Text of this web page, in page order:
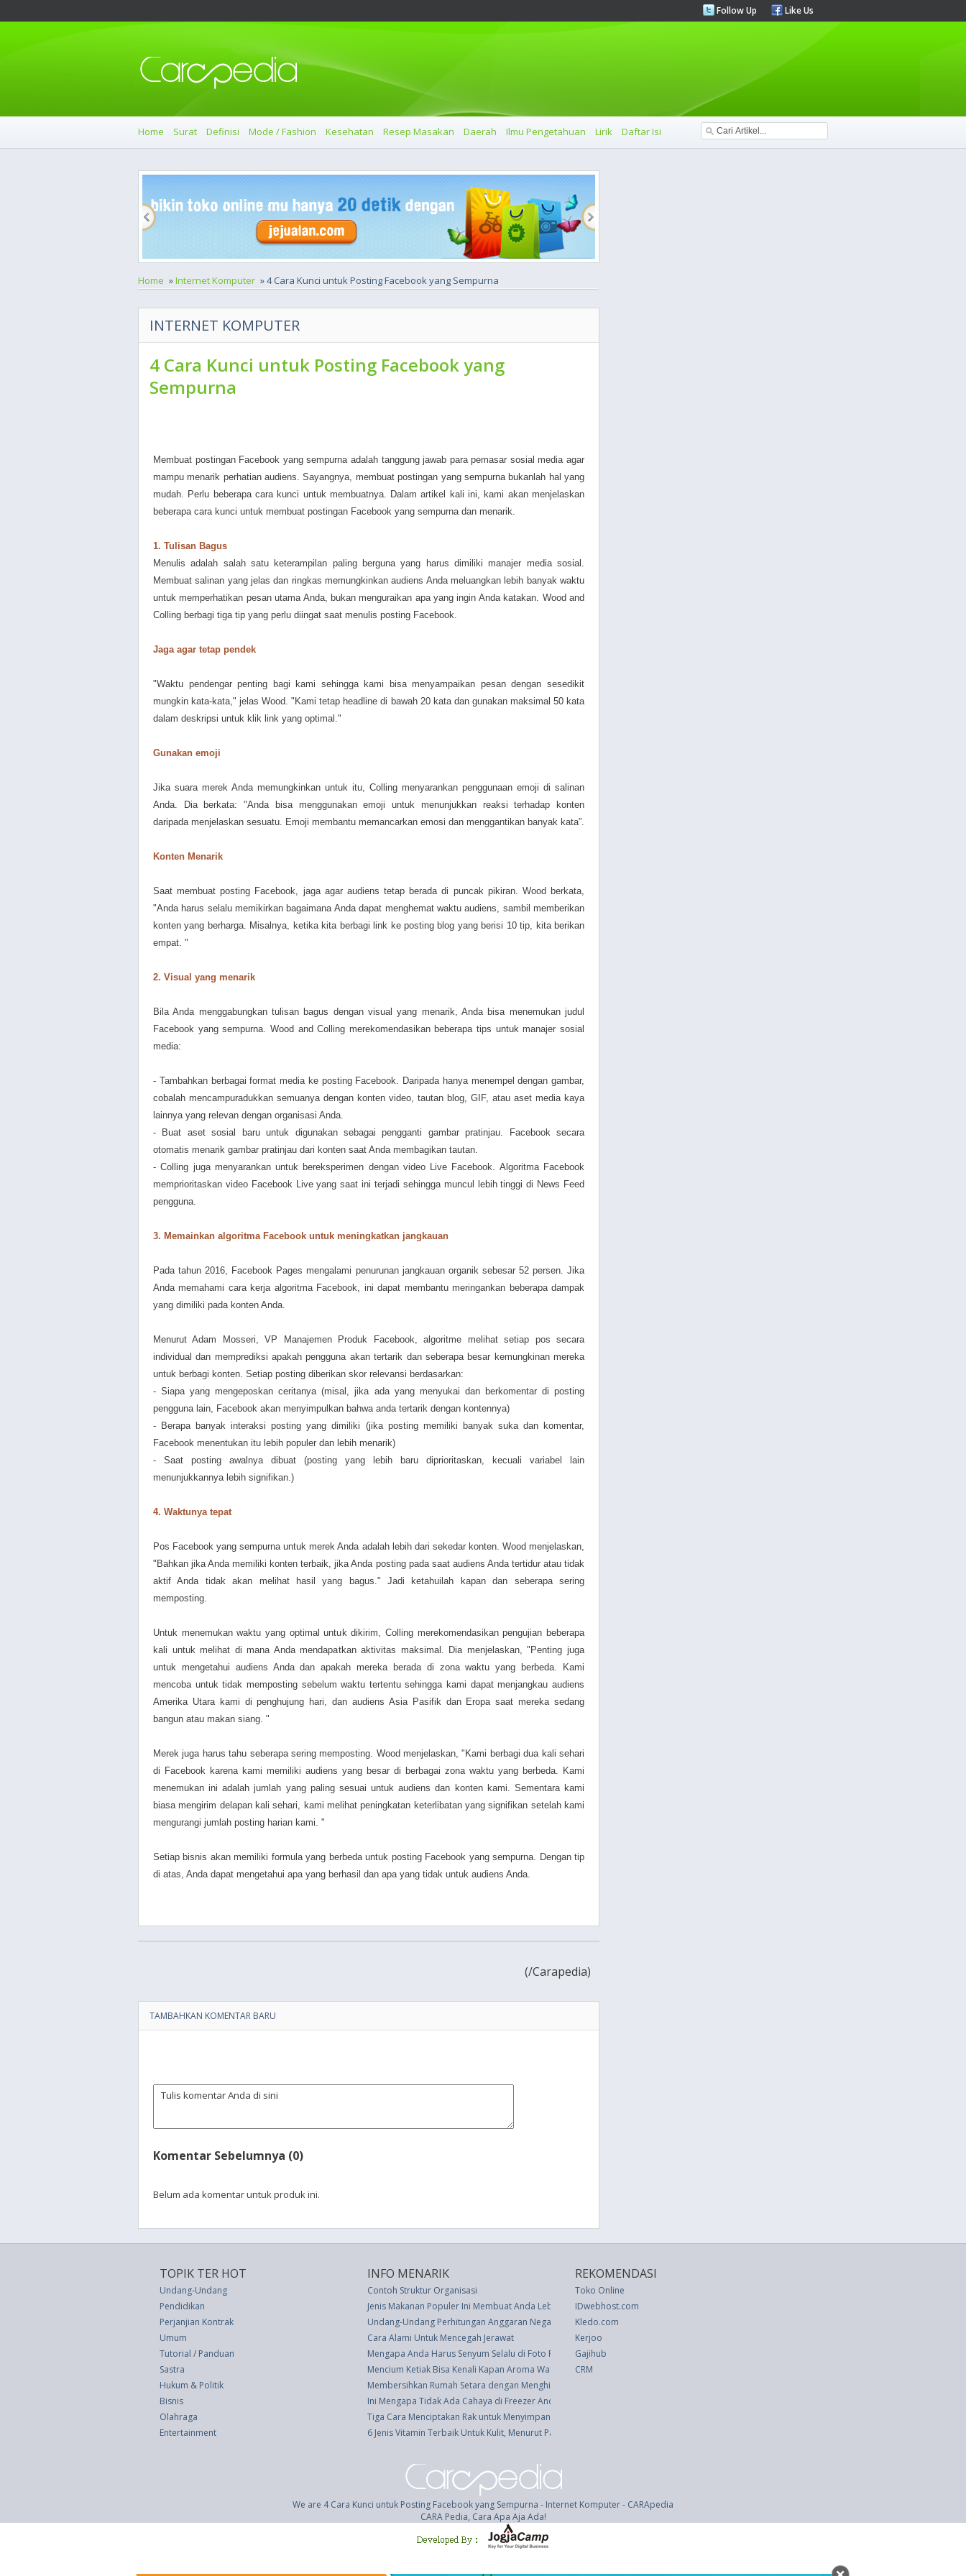
Follow Up Like Us
Home Surat Definisi Mode / Fashion Kesehatan Resep Masakan Daerah Ilmu Pengetahuan Lirik Daftar Isi
Home »Internet Komputer » 4 Cara Kunci untuk Posting Facebook yang Sempurna
INTERNET KOMPUTER
4 Cara Kunci untuk Posting Facebook yang
Sempurna
Membuat postingan Facebook yang sempurna adalah tanggung jawab para pemasar sosial media agar
mampu menarik perhatian audiens. Sayangnya, membuat postingan yang sempurna bukanlah hal yang
mudah. Perlu beberapa cara kunci untuk membuatnya. Dalam artikel kali ini, kami akan menjelaskan
beberapa cara kunci untuk membuat postingan Facebook yang sempurna dan menarik.
1. Tulisan Bagus
Menulis adalah salah satu keterampilan paling berguna yang harus dimiliki manajer media sosial.
Membuat salinan yang jelas dan ringkas memungkinkan audiens Anda meluangkan lebih banyak waktu
untuk memperhatikan pesan utama Anda, bukan menguraikan apa yang ingin Anda katakan. Wood and
Colling berbagi tiga tip yang perlu diingat saat menulis posting Facebook.
Jaga agar tetap pendek
"Waktu pendengar penting bagi kami sehingga kami bisa menyampaikan pesan dengan sesedikit
mungkin kata-kata," jelas Wood. "Kami tetap headline di bawah 20 kata dan gunakan maksimal 50 kata
dalam deskripsi untuk klik link yang optimal."
Gunakan emoji
Jika suara merek Anda memungkinkan untuk itu, Colling menyarankan penggunaan emoji di salinan
Anda. Dia berkata: "Anda bisa menggunakan emoji untuk menunjukkan reaksi terhadap konten
daripada menjelaskan sesuatu. Emoji membantu memancarkan emosi dan menggantikan banyak kata”.
Konten Menarik
Saat membuat posting Facebook, jaga agar audiens tetap berada di puncak pikiran. Wood berkata,
"Anda harus selalu memikirkan bagaimana Anda dapat menghemat waktu audiens, sambil memberikan
konten yang berharga. Misalnya, ketika kita berbagi link ke posting blog yang berisi 10 tip, kita berikan
empat. "
2. Visual yang menarik
Bila Anda menggabungkan tulisan bagus dengan visual yang menarik, Anda bisa menemukan judul
Facebook yang sempurna. Wood and Colling merekomendasikan beberapa tips untuk manajer sosial
media:
- Tambahkan berbagai format media ke posting Facebook. Daripada hanya menempel dengan gambar,
cobalah mencampuradukkan semuanya dengan konten video, tautan blog, GIF, atau aset media kaya
lainnya yang relevan dengan organisasi Anda.
- Buat aset sosial baru untuk digunakan sebagai pengganti gambar pratinjau. Facebook secara
otomatis menarik gambar pratinjau dari konten saat Anda membagikan tautan.
- Colling juga menyarankan untuk bereksperimen dengan video Live Facebook. Algoritma Facebook
memprioritaskan video Facebook Live yang saat ini terjadi sehingga muncul lebih tinggi di News Feed
pengguna.
3. Memainkan algoritma Facebook untuk meningkatkan jangkauan
Pada tahun 2016, Facebook Pages mengalami penurunan jangkauan organik sebesar 52 persen. Jika
Anda memahami cara kerja algoritma Facebook, ini dapat membantu meringankan beberapa dampak
yang dimiliki pada konten Anda.
Menurut Adam Mosseri, VP Manajemen Produk Facebook, algoritme melihat setiap pos secara
individual dan memprediksi apakah pengguna akan tertarik dan seberapa besar kemungkinan mereka
untuk berbagi konten. Setiap posting diberikan skor relevansi berdasarkan:
- Siapa yang mengeposkan ceritanya (misal, jika ada yang menyukai dan berkomentar di posting
pengguna lain, Facebook akan menyimpulkan bahwa anda tertarik dengan kontennya)
- Berapa banyak interaksi posting yang dimiliki (jika posting memiliki banyak suka dan komentar,
Facebook menentukan itu lebih populer dan lebih menarik)
- Saat posting awalnya dibuat (posting yang lebih baru diprioritaskan, kecuali variabel lain
menunjukkannya lebih signifikan.)
4. Waktunya tepat
Pos Facebook yang sempurna untuk merek Anda adalah lebih dari sekedar konten. Wood menjelaskan,
"Bahkan jika Anda memiliki konten terbaik, jika Anda posting pada saat audiens Anda tertidur atau tidak
aktif Anda tidak akan melihat hasil yang bagus." Jadi ketahuilah kapan dan seberapa sering
memposting.
Untuk menemukan waktu yang optimal untuk dikirim, Colling merekomendasikan pengujian beberapa
kali untuk melihat di mana Anda mendapatkan aktivitas maksimal. Dia menjelaskan, "Penting juga
untuk mengetahui audiens Anda dan apakah mereka berada di zona waktu yang berbeda. Kami
mencoba untuk tidak memposting sebelum waktu tertentu sehingga kami dapat menjangkau audiens
Amerika Utara kami di penghujung hari, dan audiens Asia Pasifik dan Eropa saat mereka sedang
bangun atau makan siang. "
Merek juga harus tahu seberapa sering memposting. Wood menjelaskan, "Kami berbagi dua kali sehari
di Facebook karena kami memiliki audiens yang besar di berbagai zona waktu yang berbeda. Kami
menemukan ini adalah jumlah yang paling sesuai untuk audiens dan konten kami. Sementara kami
biasa mengirim delapan kali sehari, kami melihat peningkatan keterlibatan yang signifikan setelah kami
mengurangi jumlah posting harian kami. "
Setiap bisnis akan memiliki formula yang berbeda untuk posting Facebook yang sempurna. Dengan tip
di atas, Anda dapat mengetahui apa yang berhasil dan apa yang tidak untuk audiens Anda.
(/Carapedia)
TAMBAHKAN KOMENTAR BARU
Komentar Sebelumnya (0)
Belum ada komentar untuk produk ini.
TOPIK TER HOT
Undang-Undang
Pendidikan
Perjanjian Kontrak
Umum
Tutorial / Panduan
Sastra
Hukum & Politik
Bisnis
Olahraga
Entertainment
INFO MENARIK
Contoh Struktur Organisasi
Jenis Makanan Populer Ini Membuat Anda Lebih Cepat Menua
Undang-Undang Perhitungan Anggaran Negara Tahun Anggaran 2001 (UU 14 thn 2003)
Cara Alami Untuk Mencegah Jerawat
Mengapa Anda Harus Senyum Selalu di Foto Paspor Anda
Mencium Ketiak Bisa Kenali Kapan Aroma Wanita Paling Menarik
Membersihkan Rumah Setara dengan Menghisap 20 Batang Rokok Sehari?
Ini Mengapa Tidak Ada Cahaya di Freezer Anda?
Tiga Cara Menciptakan Rak untuk Menyimpan Perkakas Rumah
6 Jenis Vitamin Terbaik Untuk Kulit, Menurut Para Ahli
REKOMENDASI
Toko Online
IDwebhost.com
Kledo.com
Kerjoo
Gajihub
CRM
We are 4 Cara Kunci untuk Posting Facebook yang Sempurna - Internet Komputer - CARApedia
CARA Pedia, Cara Apa Aja Ada!